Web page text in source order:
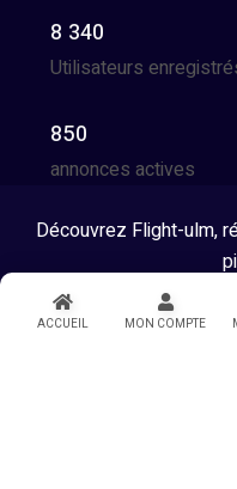
ACCUEIL MON COMPTE
8 340
Utilisateurs
850
annonces actives
Découvrez Flight-ulm,
Tous droits réservés